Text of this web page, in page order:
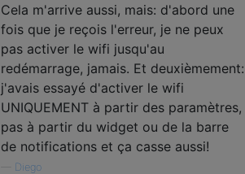
Cela m'arrive aussi, mais: d'abord une
fois que je reçois l'erreur, je ne peux
pas activer le wifi jusqu'au
redémarrage, jamais. Et deuxièmement:
j'avais essayé d'activer le wifi
UNIQUEMENT à partir des paramètres,
pas à partir du widget ou de la barre
de notifications et ça casse aussi!
Diego